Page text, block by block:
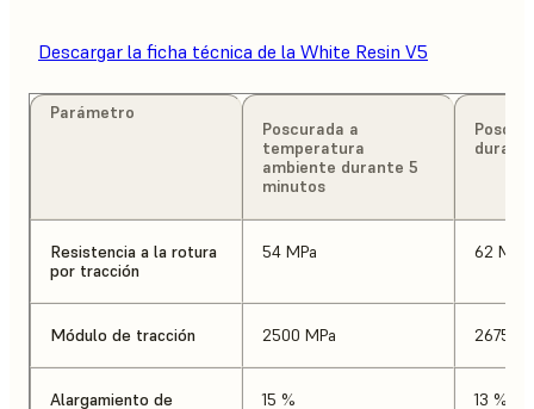
Descargar la ficha técnica de la White Resin V5
Parámetro
Poscurada a
temperatura
ambiente durante 5
minutos
Resistencia a la rotura
por tracción
54 MPa 62 MPa
Módulo de tracción 2500 MPa 2675
Alargamiento de
15 % 13 %